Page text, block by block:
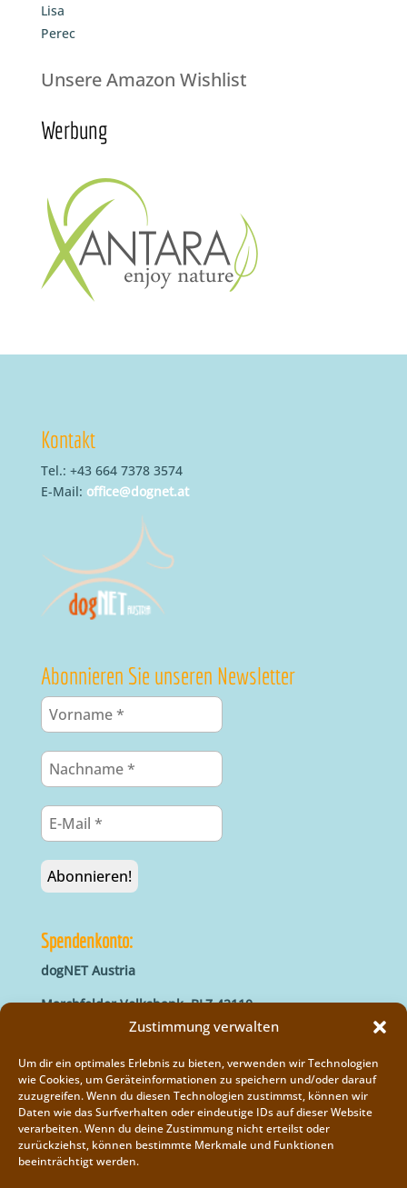
Zustimmung verwalten
Um dir ein optimales Erlebnis zu bieten, verwenden wir Technologien
wie Cookies, um Geräteinformationen zu speichern und/oder darauf
zuzugreifen. Wenn du diesen Technologien zustimmst, können wir
Daten wie das Surfverhalten oder eindeutige IDs auf dieser Website
verarbeiten. Wenn du deine Zustimmung nicht erteilst oder
zurückziehst, können bestimmte Merkmale und Funktionen
beeinträchtigt werden.
Lisa
Perec
Unsere Amazon Wishlist
Werbung
Kontakt
Tel.: +43 664 7378 3574
E-Mail: office@dognet.at
Abonnieren Sie unseren Newsletter
Spendenkonto:
dogNET Austria
Marchfelder Volksbank, BLZ 42110
IBAN: AT66 4211 0421 5000 0000